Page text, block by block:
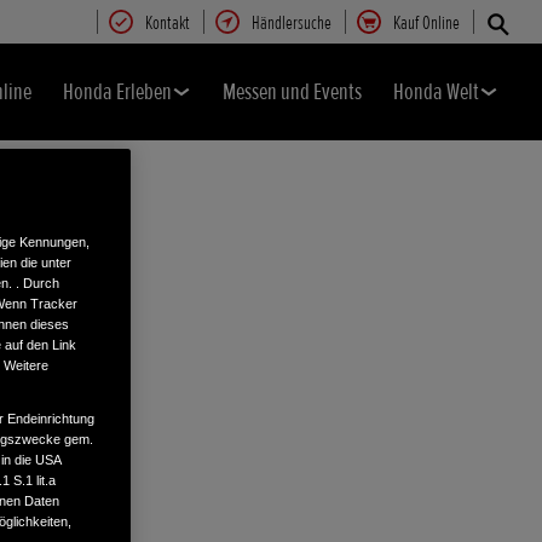
Kontakt Händlersuche Kauf Online
Honda Erleben Messen und Events Honda Welt
Kennungen,
die unter
. Durch
Tracker
dieses
auf den Link
Weitere
Endeinrichtung
gem.
die USA
S.1 lit.a
Daten